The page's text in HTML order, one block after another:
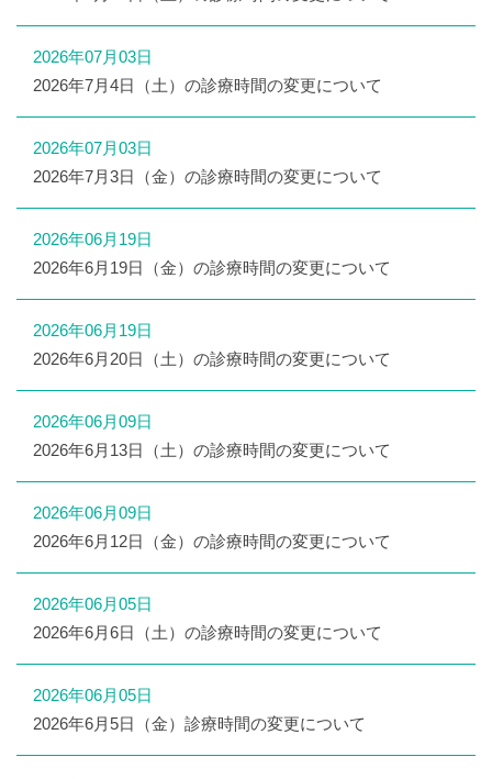
2026年07月03日
2026年7月4日（土）の診療時間の変更について
2026年07月03日
2026年7月3日（金）の診療時間の変更について
2026年06月19日
2026年6月19日（金）の診療時間の変更について
2026年06月19日
2026年6月20日（土）の診療時間の変更について
2026年06月09日
2026年6月13日（土）の診療時間の変更について
2026年06月09日
2026年6月12日（金）の診療時間の変更について
2026年06月05日
2026年6月6日（土）の診療時間の変更について
2026年06月05日
2026年6月5日（金）診療時間の変更について